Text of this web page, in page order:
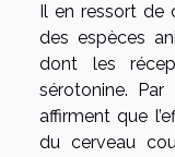
Il en ressort de
des espèces
dont les
sérotonine.
affirment que
du cerveau